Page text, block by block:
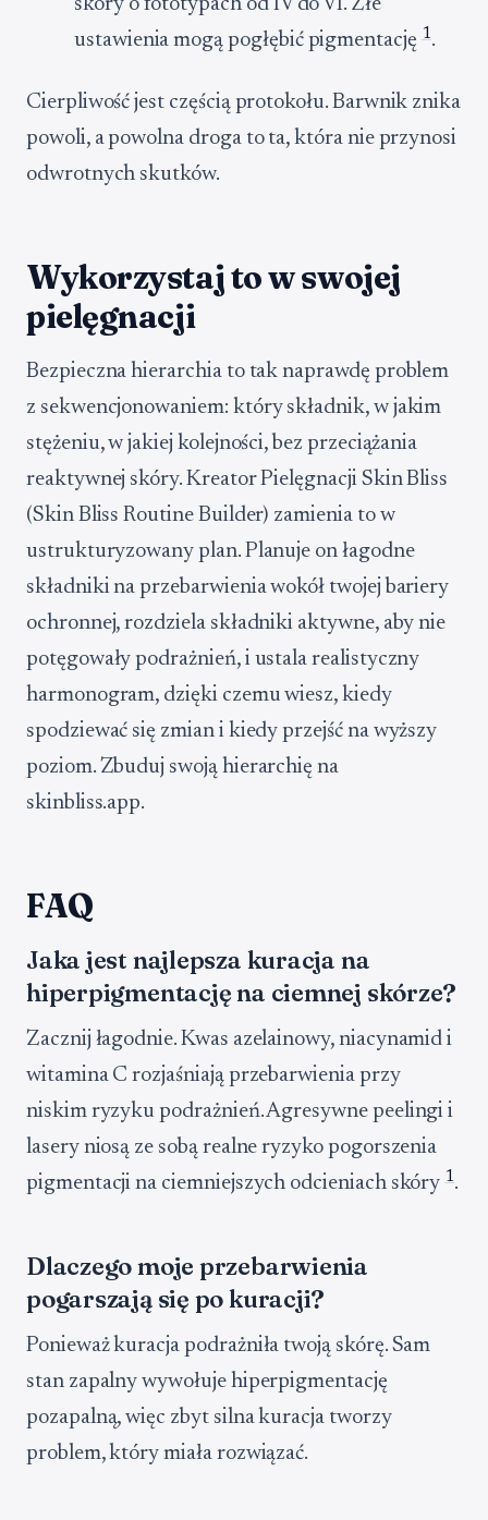
skóry o fototypach od IV do VI. Złe
ustawienia mogą pogłębić pigmentację 1.
Cierpliwość jest częścią protokołu. Barwnik znika
powoli, a powolna droga to ta, która nie przynosi
odwrotnych skutków.
Wykorzystaj to w swojej
pielęgnacji
Bezpieczna hierarchia to tak naprawdę problem
z sekwencjonowaniem: który składnik, w jakim
stężeniu, w jakiej kolejności, bez przeciążania
reaktywnej skóry. Kreator Pielęgnacji Skin Bliss
(Skin Bliss Routine Builder) zamienia to w
ustrukturyzowany plan. Planuje on łagodne
składniki na przebarwienia wokół twojej bariery
ochronnej, rozdziela składniki aktywne, aby nie
potęgowały podrażnień, i ustala realistyczny
harmonogram, dzięki czemu wiesz, kiedy
spodziewać się zmian i kiedy przejść na wyższy
poziom. Zbuduj swoją hierarchię na
skinbliss.app.
FAQ
Jaka jest najlepsza kuracja na
hiperpigmentację na ciemnej skórze?
Zacznij łagodnie. Kwas azelainowy, niacynamid i
witamina C rozjaśniają przebarwienia przy
niskim ryzyku podrażnień. Agresywne peelingi i
lasery niosą ze sobą realne ryzyko pogorszenia
pigmentacji na ciemniejszych odcieniach skóry1.
Dlaczego moje przebarwienia
pogarszają się po kuracji?
Ponieważ kuracja podrażniła twoją skórę. Sam
stan zapalny wywołuje hiperpigmentację
pozapalną, więc zbyt silna kuracja tworzy
problem, który miała rozwiązać.